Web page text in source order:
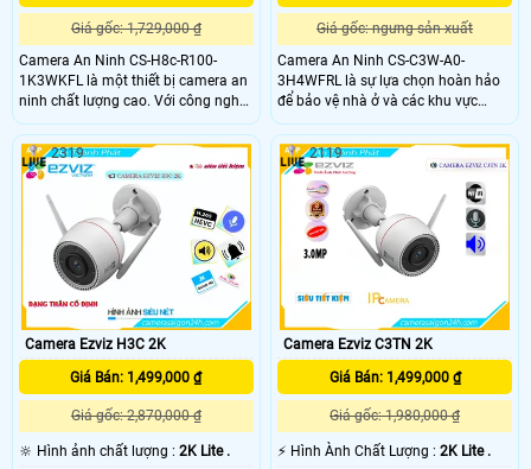
Giá gốc: 1,729,000 ₫
Camera An Ninh CS-H8c-R100-
1K3WKFL là một thiết bị camera an
ninh chất lượng cao. Với công nghệ
Hồng Ngoại Smart IR, nó cho phép
người dùng xem hình ảnh ban đêm
với chất lượng màu sắc đầy đủ được
giới hạn ở 20m. Ngoài ra, nó còn
trang bị chức năng thu âm và hỗ trợ
lưu trữ lâu hơn với các công nghệ
Giá gốc: ngưng sản xuất
Camera An Ninh CS-C3W-A0-
3H4WFRL là sự lựa chọn hoàn hảo
để bảo vệ nhà ở và các khu vực
trong nhà. Với công nghệ AI, nó có
thể nhận diện và phân loại chính
xác các đối tượng trong tầm nhìn.
Điều đặc biệt, nó được trang bị tính
năng Có Màu Ban Đêm, cho phép
hiển thị hình ảnh rõ ràng với màu
sắc tự nhiên, ngay cả trong điều kiện
ánh sáng yếu
Camera Ezviz H3C 2K
Giá Bán: 1,499,000 ₫
Giá gốc: 2,870,000 ₫
🔆 Hình ảnh chất lượng : 2K Lite .
2319
Camera Ezviz C3TN 2K
Giá Bán: 1,499,000 ₫
Giá gốc: 1,980,000 ₫
️⚡ Hình Ành Chất Lượng :2K Lite .
2119